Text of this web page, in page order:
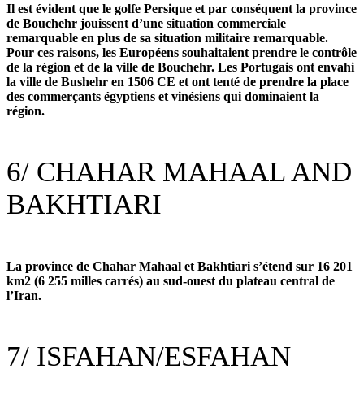
Il est évident que le golfe Persique et par conséquent la province
de Bouchehr jouissent d’une situation commerciale
remarquable en plus de sa situation militaire remarquable.
Pour ces raisons, les Européens souhaitaient prendre le contrôle
de la région et de la ville de Bouchehr. Les Portugais ont envahi
la ville de Bushehr en 1506 CE et ont tenté de prendre la place
des commerçants égyptiens et vinésiens qui dominaient la
région.
6/ CHAHAR MAHAAL AND
BAKHTIARI
La province de Chahar Mahaal et Bakhtiari s’étend sur 16 201
km2 (6 255 milles carrés) au sud-ouest du plateau central de
l’Iran.
7/ ISFAHAN/ESFAHAN